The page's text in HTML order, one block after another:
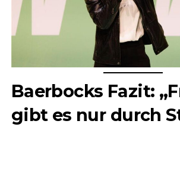
Baerbocks Fazit:
gibt es nur durch